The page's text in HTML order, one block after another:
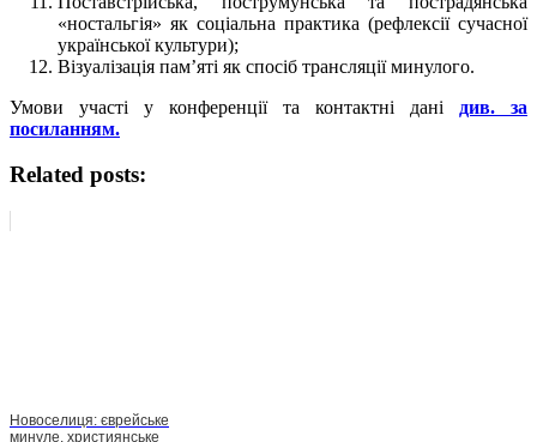
«ностальгія» як соціальна практика (рефлексії сучасної
української культури);
Візуалізація пам’яті як спосіб трансляції минулого.
Умови участі у конференції та контактні дані див. за
посиланням.
Related posts:
Новоселиця: єврейське
минуле, християнське